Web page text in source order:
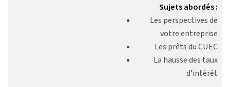
Sujets abordés :
Les perspectives de
votre entreprise
Les prêts du CUEC
La hausse des taux
d’intérêt